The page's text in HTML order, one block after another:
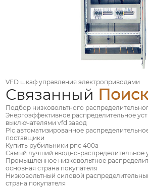
VFD шкаф управления электроприводами
Связанный Поиск
Подбор низковольтного
Энергоэффективное распределительное
выключателями vfd завод
Plc автоматизированное
поставщики
Купить рубильники рпс 400а
Самый лучший вводно-распределительное
Промышленное низковольтное
основная страна покупателя
Низковольтный силовой
страна покупателя